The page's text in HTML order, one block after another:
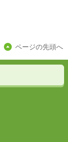
ページの先頭へ